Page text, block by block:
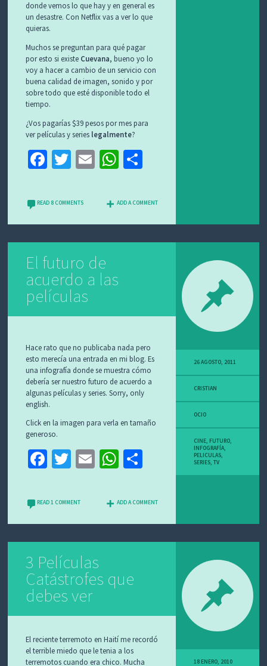
donde vemos lo que hay y en general es
un desastre. Con Netflix vas a ver lo que
quieras.
Muchos se preguntan para qué pagar
por esto si existe Cuevana, bueno yo lo
voy a hacer a cambio de un servicio con
buena calidad de imagen, sonido y por
sobre todo que esté disponible todo el
tiempo.
¿Vos pagarías $39 pesos por mes para
ver películas y series legalmente?
Fa
b
k
T
tt
E
ai
W
at
C
m
READ 8 COMMENTS ADD A COMMENT
El futuro de
acuerdo a las
películas
Hace rato que no publicaba nada pero
esto merecía una entrada en mi blog. Es
una infografía donde se muestra cómo
debería ser nuestro futuro de acuerdo a
algunas películas y series. Sorry, only
english.
Click en la imagen para verla en tamaño
generoso.
Fa
b
o
k
T
tt
E
ai
W
at
p
C
m
ar
READ 1 COMMENT ADD A COMMENT
26 AGOSTO, 2011
CRISTIAN
OCIO
CINE, FUTURO,
INFOGRAFÍA,
PELICULAS,
SERIES,TV
3 Películas
Catástrofes que
debes ver
El reciente terremoto en Haití me recordó
el terrible miedo que le tenia a los
terremotos cuando era chico. Mucha
18 ENERO, 2010